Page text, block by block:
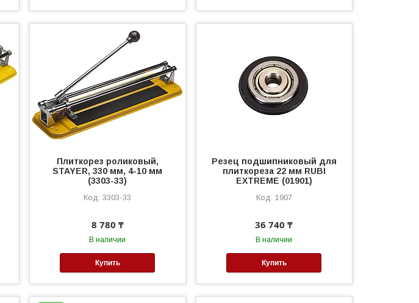
Плиткорез роликовый,
STAYER, 330 мм, 4-10 мм
(3303-33)
3303-33
8 780 ₸
В наличии
Купить
Резец подшипниковый для
плиткореза 22 мм RUBI
EXTREME (01901)
1907
36 740 ₸
В наличии
Купить